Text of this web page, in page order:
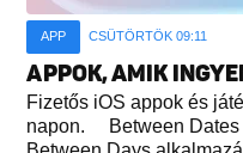
APP CSÜTÖRTÖK 09:11
APPOK, AMIK
Fizetős iOS appok és
napon. Between Dates